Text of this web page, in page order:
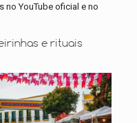
no YouTube oficial e no
e rituais